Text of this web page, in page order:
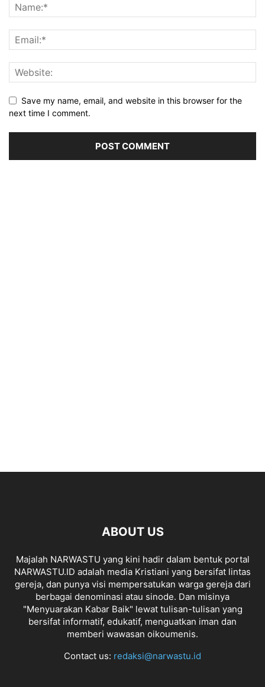
Save my name, email, and website in this browser for the
next time I comment.
ABOUT US
Majalah NARWASTU yang kini hadir dalam bentuk portal
NARWASTU.ID adalah media Kristiani yang bersifat lintas
gereja, dan punya visi mempersatukan warga gereja dari
berbagai denominasi atau sinode. Dan misinya
"Menyuarakan Kabar Baik" lewat tulisan-tulisan yang
bersifat informatif, edukatif, menguatkan iman dan
memberi wawasan oikoumenis.
Contact us: redaksi@narwastu.id